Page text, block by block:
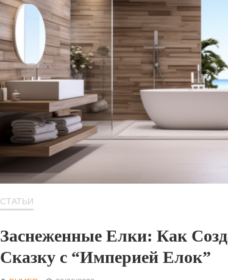
СТАТЬИ
Заснеженные Елки: Как
Сказку с “Империей Елок”